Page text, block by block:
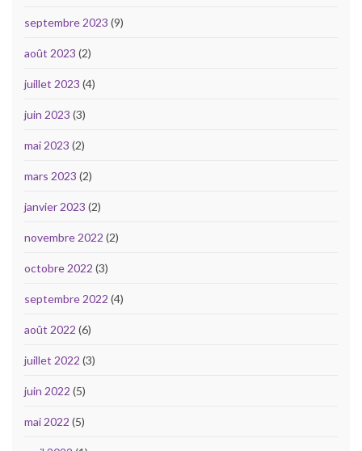
septembre 2023 (9)
août 2023 (2)
juillet 2023 (4)
juin 2023 (3)
mai 2023 (2)
mars 2023 (2)
janvier 2023 (2)
novembre 2022 (2)
octobre 2022 (3)
septembre 2022 (4)
août 2022 (6)
juillet 2022 (3)
juin 2022 (5)
mai 2022 (5)